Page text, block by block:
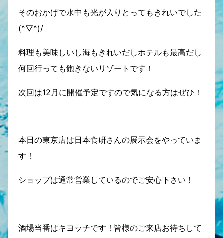
そのおかげで水中も光が入りとってもきれいでした
(^▽^)/
料理も美味しいし海もきれいだしホテルも最高だし
何回行っても飽きないリゾートです！
次回は12月に開催予定ですので気になる方はぜひ！
本日の東京店は日本食研さんの展示会をやっていま
す！
ショップは通常営業しているのでご安心下さい！
酒場当番はキヨッチです！皆様のご来店お待ちして